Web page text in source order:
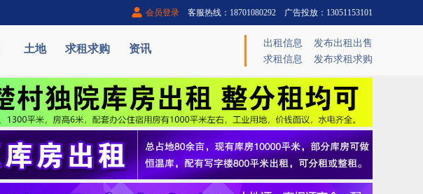
会员登录 客服热线：18701080292 广告投放：13051153101
土地 求租求购 资讯 出租信息
发布出租出售
求租信息
发布求租求购